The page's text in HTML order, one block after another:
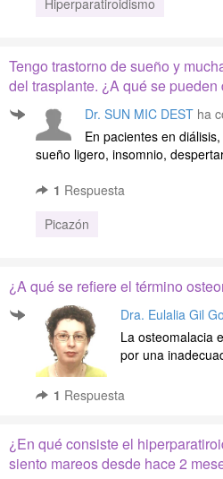
Hiperparatiroidismo
Tengo trastorno de sueño y
del trasplante. ¿A qué se
Dr. SUN MIC DEST ha
En pacientes en
sueño ligero, insomnio,
1 Respuesta
Picazón
¿A qué se refiere el término
Dra. Eulalia Gil
La osteomalacia
por una
1 Respuesta
¿En qué consiste el
siento mareos desde hace 2